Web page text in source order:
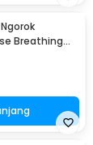
Breathing